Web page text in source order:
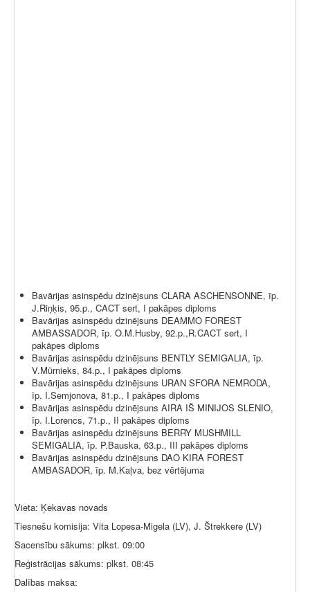
Bavārijas asinspēdu dzinējsuns CLARA ASCHENSONNE, īp.
J.Riņķis, 95.p., CACT sert, I pakāpes diploms
Bavārijas asinspēdu dzinējsuns DEAMMO FOREST
AMBASSADOR, īp. O.M.Husby, 92.p.,R.CACT sert, I
pakāpes diploms
Bavārijas asinspēdu dzinējsuns BENTLY SEMIGALIA, īp.
V.Mūrnieks, 84.p., I pakāpes diploms
Bavārijas asinspēdu dzinējsuns URAN SFORA NEMRODA,
īp. I.Semjonova, 81.p., I pakāpes diploms
Bavārijas asinspēdu dzinējsuns AIRA IŠ MINIJOS SLENIO,
īp. I.Lorencs, 71.p., II pakāpes diploms
Bavārijas asinspēdu dzinējsuns BERRY MUSHMILL
SEMIGALIA, īp. P.Bauska, 63.p., III pakāpes diploms
Bavārijas asinspēdu dzinējsuns DAO KIRA FOREST
AMBASADOR, īp. M.Kaļva, bez vērtējuma
Vieta: Ķekavas novads
Tiesnešu komisija: Vita Lopesa-Migela (LV), J. Štrekkere (LV)
Sacensību sākums: plkst. 09:00
Reģistrācijas sākums: plkst. 08:45
Dalības maksa: